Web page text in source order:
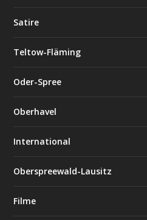
Satire
Teltow-Fläming
Oder-Spree
Oberhavel
International
Oberspreewald-Lausitz
Filme